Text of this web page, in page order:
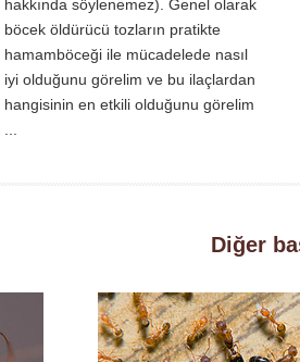
hakkında söylenemez). Genel olarak
böcek öldürücü tozların pratikte
hamamböceği ile mücadelede nasıl
iyi olduğunu görelim ve bu ilaçlardan
hangisinin en etkili olduğunu görelim
Diğer